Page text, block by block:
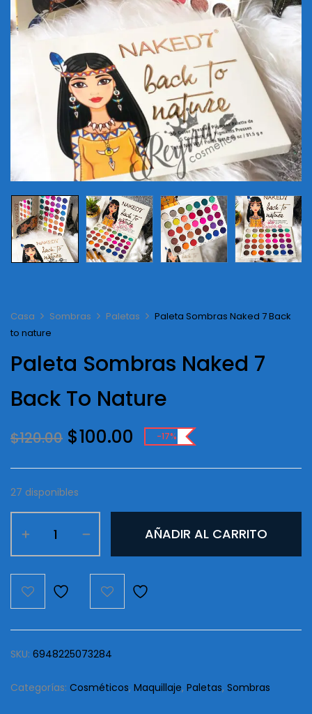
Casa Sombras Paletas
Paleta Sombras Naked 7 Back
to nature
Paleta Sombras Naked 7
Back To Nature
$120.00 Original
was:
$120.00.
$100.00 Current
price
is:
-17%
27 disponibles
Sombras
Back
cantidad
AÑADIR AL CARRITO
SKU: 6948225073284
Categorías: Cosméticos, Maquillaje, Paletas, Sombras